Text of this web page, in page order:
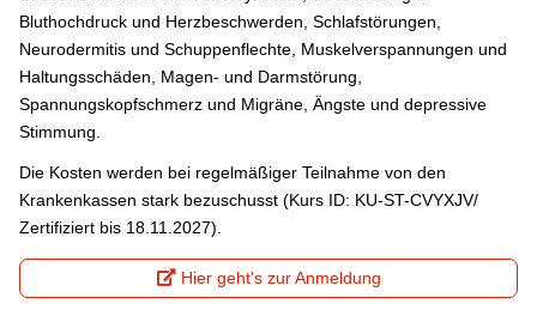
Bluthochdruck und Herzbeschwerden, Schlafstörungen,
Neurodermitis und Schuppenflechte, Muskelverspannungen und
Haltungsschäden, Magen- und Darmstörung,
Spannungskopfschmerz und Migräne, Ängste und depressive
Stimmung.
Die Kosten werden bei regelmäßiger Teilnahme von den
Krankenkassen stark bezuschusst (Kurs ID: KU-ST-CVYXJV/
Zertifiziert bis 18.11.2027).
Hier geht's zur Anmeldung